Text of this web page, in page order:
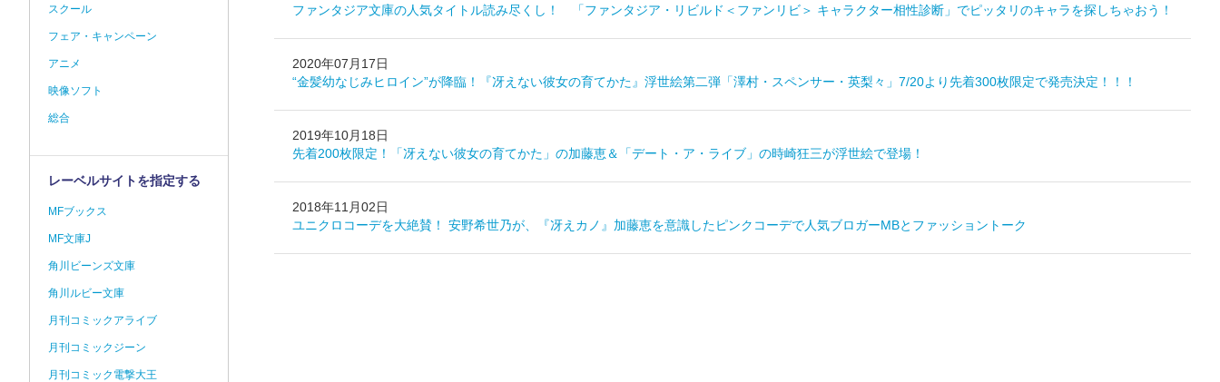
ファンタジア文庫の人気タイトル読み尽くし！ 「ファンタジア・リビルド＜ファンリビ＞ キャラクター相性診断」でピッタリのキャラを探しちゃおう！
2020年07月17日
“金髪幼なじみヒロイン”が降臨！『冴えない彼女の育てかた』浮世絵第二弾「澤村・スペンサー・英梨々」7/20より先着300枚限定で発売決定！！！
2019年10月18日
先着200枚限定！「冴えない彼女の育てかた」の加藤恵＆「デート・ア・ライブ」の時崎狂三が浮世絵で登場！
2018年11月02日
ユニクロコーデを大絶賛！ 安野希世乃が、『冴えカノ』加藤恵を意識したピンクコーデで人気ブロガーMBとファッショントーク
スクール
フェア・キャンペーン
アニメ
映像ソフト
総合
レーベルサイトを指定する
MFブックス
MF文庫J
角川ビーンズ文庫
角川ルビー文庫
月刊コミックアライブ
月刊コミックジーン
月刊コミック電撃大王